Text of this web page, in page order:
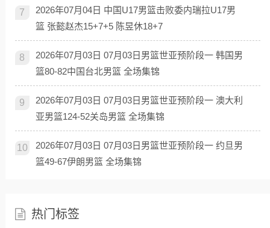
7
2026年07月04日 中国U17男篮击败委内瑞拉U17男
篮 张懿赵杰15+7+5 陈昱休18+7
8
2026年07月03日 07月03日男篮世亚预阶段一 韩国男
篮80-82中国台北男篮 全场集锦
9
2026年07月03日 07月03日男篮世亚预阶段一 澳大利
亚男篮124-52关岛男篮 全场集锦
10
2026年07月03日 07月03日男篮世亚预阶段一 约旦男
篮49-67伊朗男篮 全场集锦
热门标签